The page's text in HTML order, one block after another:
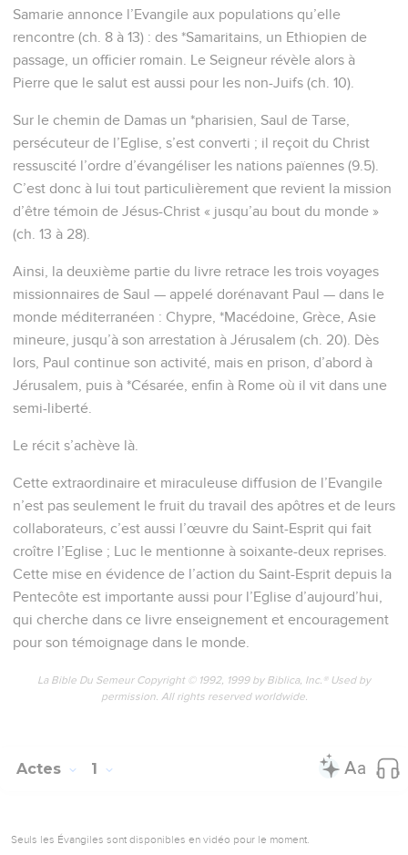
Samarie annonce l’Evangile aux populations qu’elle
rencontre (ch. 8 à 13) : des *Samaritains, un Ethiopien de
passage, un officier romain. Le Seigneur révèle alors à
Pierre que le salut est aussi pour les non-Juifs (ch. 10).
Sur le chemin de Damas un *pharisien, Saul de Tarse,
persécuteur de l’Eglise, s’est converti ; il reçoit du Christ
ressuscité l’ordre d’évangéliser les nations païennes (9.5).
C’est donc à lui tout particulièrement que revient la mission
d’être témoin de Jésus-Christ « jusqu’au bout du monde »
(ch. 13 à 28).
Ainsi, la deuxième partie du livre retrace les trois voyages
missionnaires de Saul — appelé dorénavant Paul — dans le
monde méditerranéen : Chypre, *Macédoine, Grèce, Asie
mineure, jusqu’à son arrestation à Jérusalem (ch. 20). Dès
lors, Paul continue son activité, mais en prison, d’abord à
Jérusalem, puis à *Césarée, enfin à Rome où il vit dans une
semi-liberté.
Le récit s’achève là.
Cette extraordinaire et miraculeuse diffusion de l’Evangile
n’est pas seulement le fruit du travail des apôtres et de leurs
collaborateurs, c’est aussi l’œuvre du Saint-Esprit qui fait
croître l’Eglise ; Luc le mentionne à soixante-deux reprises.
Cette mise en évidence de l’action du Saint-Esprit depuis la
Pentecôte est importante aussi pour l’Eglise d’aujourd’hui,
qui cherche dans ce livre enseignement et encouragement
pour son témoignage dans le monde.
La Bible Du Semeur Copyright © 1992, 1999 by Biblica, Inc.® Used by
permission. All rights reserved worldwide.
Actes 1
Seuls les Évangiles sont disponibles en vidéo pour le moment.